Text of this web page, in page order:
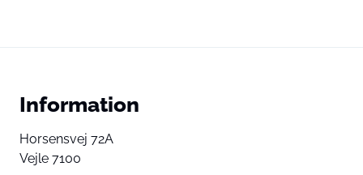
Information
Horsensvej 72A
Vejle 7100